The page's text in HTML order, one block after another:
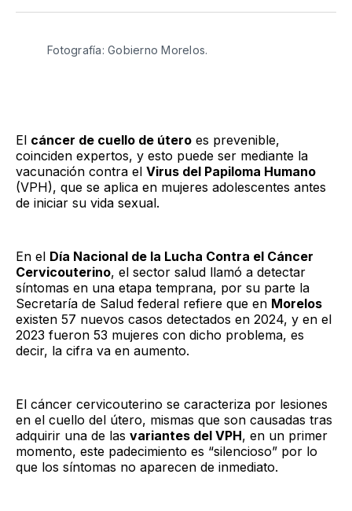
TwitterFacebook
LinkedIn
Email
Fotografía: Gobierno Morelos.
El cáncer de cuello de útero es prevenible,
coinciden expertos, y esto puede ser mediante la
vacunación contra el Virus del Papiloma Humano
(VPH), que se aplica en mujeres adolescentes antes
de iniciar su vida sexual.
En el Día Nacional de la Lucha Contra el Cáncer
Cervicouterino, el sector salud llamó a detectar
síntomas en una etapa temprana, por su parte la
Secretaría de Salud federal refiere que en Morelos
existen 57 nuevos casos detectados en 2024, y en el
2023 fueron 53 mujeres con dicho problema, es
decir, la cifra va en aumento.
El cáncer cervicouterino se caracteriza por lesiones
en el cuello del útero, mismas que son causadas tras
adquirir una de las variantes del VPH, en un primer
momento, este padecimiento es “silencioso” por lo
que los síntomas no aparecen de inmediato.